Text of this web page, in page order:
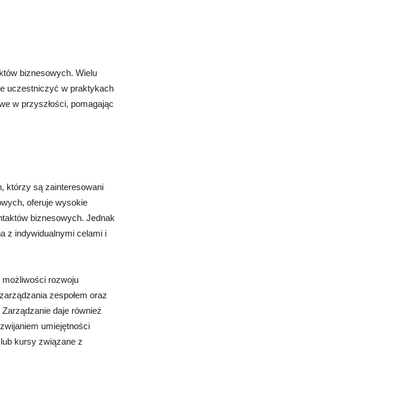
biznesowych. Wielu
uczestniczyć w praktykach
w przyszłości, pomagając
którzy są zainteresowani
oferuje wysokie
biznesowych. Jednak
z indywidualnymi celami i
możliwości rozwoju
zespołem oraz
daje również
umiejętności
kursy związane z